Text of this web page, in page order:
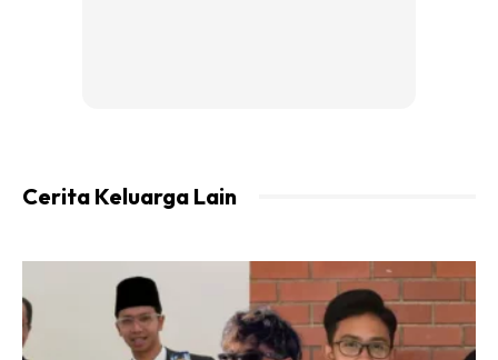
Cerita Keluarga Lain